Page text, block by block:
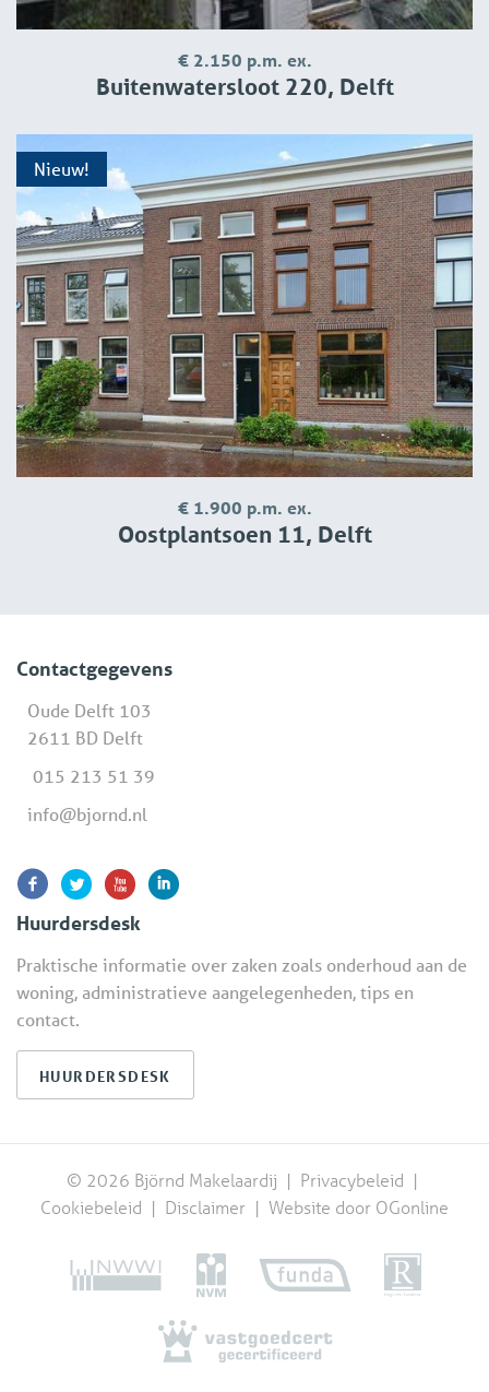
€ 2.150 p.m. ex.
Buitenwatersloot 220, Delft
Nieuw!
€ 1.900 p.m. ex.
Oostplantsoen 11, Delft
Contactgegevens
Oude Delft 103
2611 BD Delft
015 213 51 39
info@bjornd.nl
Huurdersdesk
Praktische informatie over zaken zoals onderhoud aan de
woning, administratieve aangelegenheden, tips en
contact.
HUURDERSDESK
© 2026 Björnd Makelaardij | Privacybeleid |
Cookiebeleid | Disclaimer | Website door OGonline